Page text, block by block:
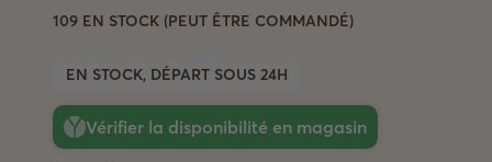
109 EN STOCK (PEUT ÊTRE COMMANDÉ)
EN STOCK, DÉPART SOUS 24H
Vérifier la disponibilité en magasin